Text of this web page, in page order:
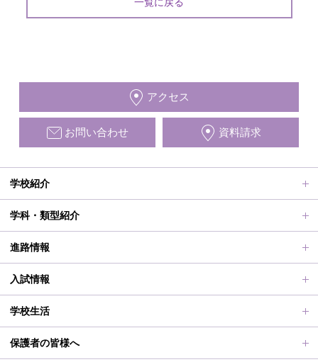
アクセス
お問い合わせ 資料請求
学校紹介
ごあいさつ、沿革
動画で見る学校案内、SUMIRE100-Fes
施設紹介
アクセス
め対策基本方針
学科・類型紹介
普通科Ⅱ類
普通科Ⅰ類
滋賀短での学び
進路情報
進路サポート
合格者メッセージ
進路実績
入試情報
オープンスクール
オープンスクールレポート
学校生活
部活動、生徒会行事
保護者の皆様へ